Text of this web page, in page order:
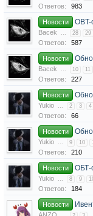
Ответов: 983
Новости
Bacek ... 28 29
Ответов: 587
Новости
Bacek ... 10 11
Ответов: 227
Новости
Yukio ... 2 3 4
Ответов: 66
Новости
Yukio ... 9 10
Ответов: 210
Новости ОБТ-
Yukio ... 8 9
Ответов: 184
Новости